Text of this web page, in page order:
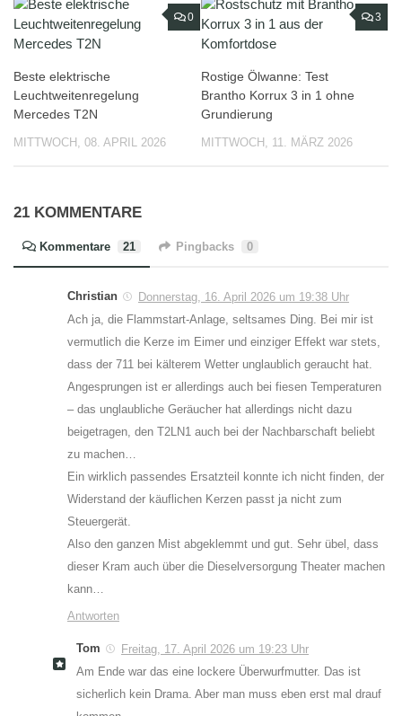
0
Beste elektrische
Leuchtweitenregelung
Mercedes T2N
MITTWOCH, 08. APRIL 2026
3
Rostige Ölwanne: Test
Brantho Korrux 3 in 1 ohne
Grundierung
MITTWOCH, 11. MÄRZ 2026
21 KOMMENTARE
Kommentare 21 Pingbacks 0
Christian
Donnerstag, 16. April 2026 um 19:38 Uhr
Ach ja, die Flammstart-Anlage, seltsames Ding. Bei mir ist
vermutlich die Kerze im Eimer und einziger Effekt war stets,
dass der 711 bei kälterem Wetter unglaublich geraucht hat.
Angesprungen ist er allerdings auch bei fiesen Temperaturen
– das unglaubliche Geräucher hat allerdings nicht dazu
beigetragen, den T2LN1 auch bei der Nachbarschaft beliebt
zu machen…
Ein wirklich passendes Ersatzteil konnte ich nicht finden, der
Widerstand der käuflichen Kerzen passt ja nicht zum
Steuergerät.
Also den ganzen Mist abgeklemmt und gut. Sehr übel, dass
dieser Kram auch über die Dieselversorgung Theater machen
kann…
Antworten
Tom
Freitag, 17. April 2026 um 19:23 Uhr
Am Ende war das eine lockere Überwurfmutter. Das ist
sicherlich kein Drama. Aber man muss eben erst mal drauf